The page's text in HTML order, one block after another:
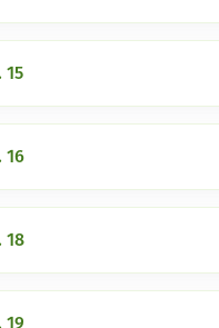
15
16
18
19